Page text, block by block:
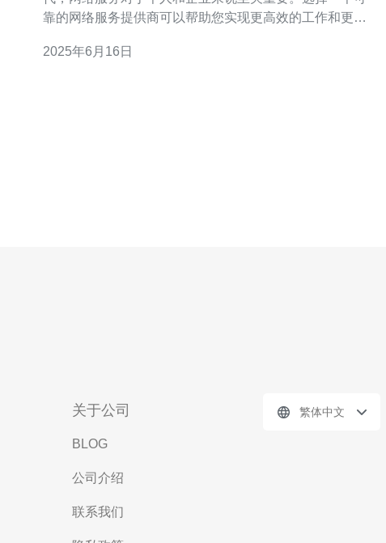
靠的网络服务提供商可以帮助您实现更高效的工作和更顺
项，提供稳定、快速、安全的网络服务。 香港新世界服务
2025年6月16日
关于公司
BLOG
公司介绍
联系我们
繁体中文